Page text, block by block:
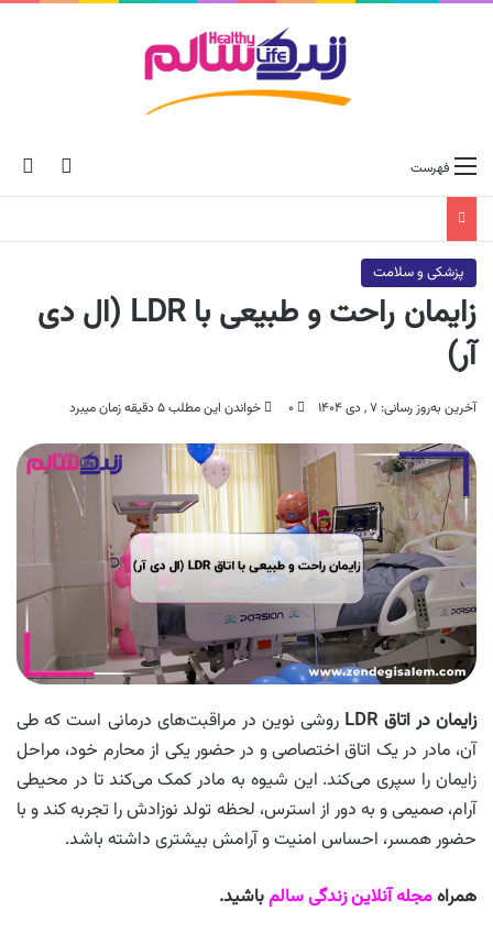
skin فهرست
پزشکی و سلامت
زایمان راحت و طبیعی با LDR (ال دی
آر)
آخرین به‌روز رسانی: ۷ , دی ۱۴۰۴ ۰ خواندن این مطلب ۵ دقیقه زمان میبرد
زایمان در اتاق LDR
روشی نوین در مراقبت‌های درمانی است که طی
آن، مادر در یک اتاق اختصاصی و در حضور یکی از محارم خود، مراحل
زایمان را سپری می‌کند. این شیوه به مادر کمک می‌کند تا در محیطی
آرام، صمیمی و به دور از استرس، لحظه تولد نوزادش را تجربه کند و با
حضور همسر، احساس امنیت و آرامش بیشتری داشته باشد.
همراهمجله آنلاین زندگی سالمباشید.